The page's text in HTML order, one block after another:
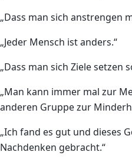
„Dass man sich anstrengen
„Jeder Mensch ist anders.“
„Dass man sich Ziele setzen
„Man kann immer mal zur
anderen Gruppe zur
„Ich fand es gut und dieses
Nachdenken gebracht.“